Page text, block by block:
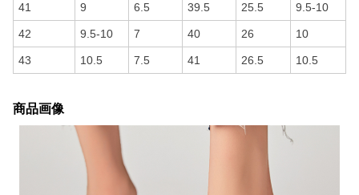
41 9 6.5 39.5 25.5 9.5-10
42 9.5-10 7 40 26 10
43 10.5 7.5 41 26.5 10.5
商品画像